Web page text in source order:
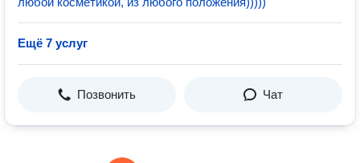
Ещё 7 услуг
Позвонить Чат